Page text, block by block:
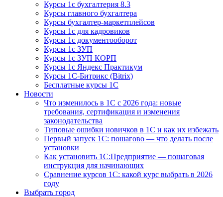
Курсы 1с бухгалтерия 8.3
Курсы главного бухгалтера
Курсы бухгалтер-маркетплейсов
Курсы 1с для кадровиков
Курсы 1с документооборот
Курсы 1с ЗУП
Курсы 1с ЗУП КОРП
Курсы 1с Яндекс Практикум
Курсы 1С-Битрикс (Bitrix)
Бесплатные курсы 1С
Новости
Что изменилось в 1С с 2026 года: новые
требования, сертификация и изменения
законодательства
Типовые ошибки новичков в 1С и как их избежать
Первый запуск 1С: пошагово — что делать после
установки
Как установить 1С:Предприятие — пошаговая
инструкция для начинающих
Сравнение курсов 1С: какой курс выбрать в 2026
году
Выбрать город